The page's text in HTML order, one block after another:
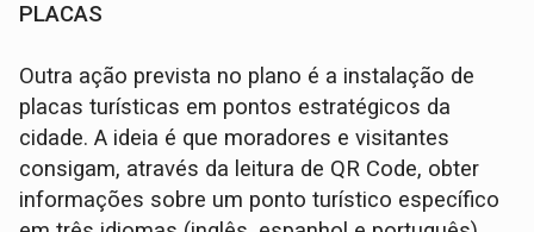
PLACAS
Outra ação prevista no plano é a instalação de
placas turísticas em pontos estratégicos da
cidade. A ideia é que moradores e visitantes
consigam, através da leitura de QR Code, obter
informações sobre um ponto turístico específico